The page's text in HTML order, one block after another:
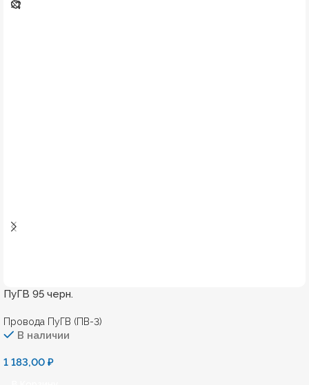
ПуГВ 95 черн.
Провода ПуГВ (ПВ-3)
В наличии
1 183,00 ₽